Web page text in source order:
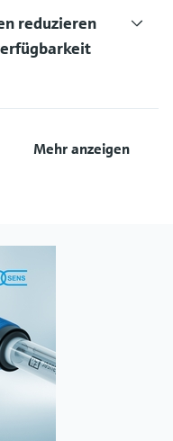
reduzieren
Mehr anzeigen